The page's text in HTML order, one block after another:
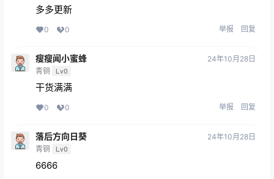
多多更新
0 0 举报 回复
瘦瘦闻小蜜蜂
青铜 Lv0
24年10月28日
干货满满
0 0 举报 回复
落后方向日葵
青铜 Lv0
24年10月28日
6666